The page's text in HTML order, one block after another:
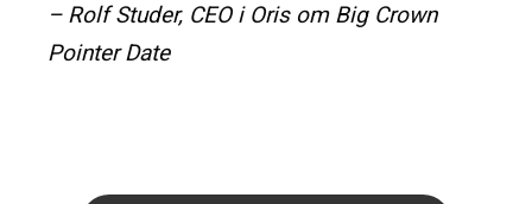
– Rolf Studer, CEO i Oris om Big Crown
Pointer Date